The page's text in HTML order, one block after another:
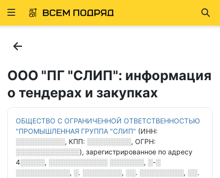
Развернуть
ООО "ПГ "СЛИП": информация
о тендерах и закупках
ОБЩЕСТВО С ОГРАНИЧЕННОЙ ОТВЕТСТВЕННОСТЬЮ
"ПРОМЫШЛЕННАЯ ГРУППА "СЛИП" (ИНН:
░░░░░░░░░░, КПП: ░░░░░░░░░, ОГРН:
░░░░░░░░░░░░░), зарегистрированное по адресу
4░░░░░, ░░░░░░░░░░░░ ░░░░░░░, ░-░
░░░░░░░░░░░, ░. ░░░░░░░░, ░░. ░░░░░░░░░, ░░.